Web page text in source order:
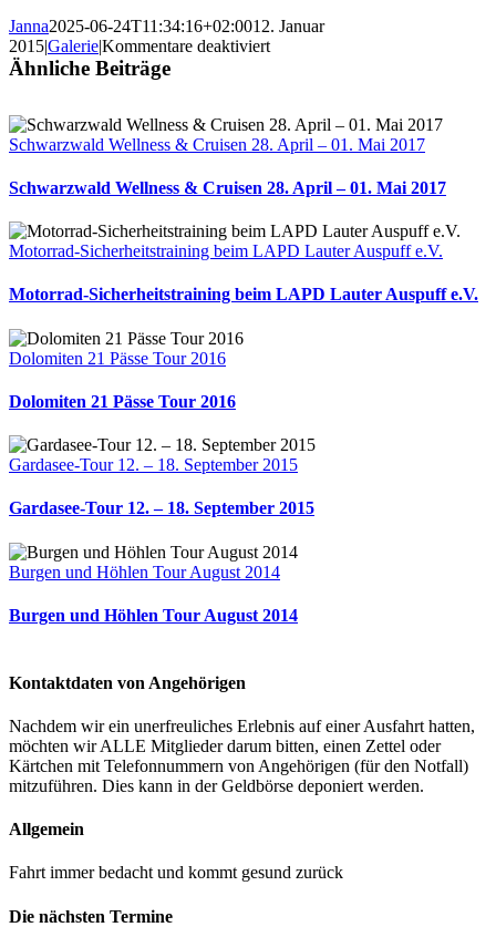
Janna2025-06-24T11:34:16+02:0012. Januar
2015|Galerie|Kommentare deaktiviertfür
5.Oktober
2014
Ähnliche Beiträge
Schwarzwald Wellness & Cruisen 28. April – 01. Mai 2017
Schwarzwald Wellness & Cruisen 28. April – 01. Mai 2017
Motorrad-Sicherheitstraining beim LAPD Lauter Auspuff e.V.
Motorrad-Sicherheitstraining beim LAPD Lauter Auspuff e.V.
Dolomiten 21 Pässe Tour 2016
Dolomiten 21 Pässe Tour 2016
Gardasee-Tour 12. – 18. September 2015
Gardasee-Tour 12. – 18. September 2015
Burgen und Höhlen Tour August 2014
Burgen und Höhlen Tour August 2014
Kontaktdaten von Angehörigen
Nachdem wir ein unerfreuliches Erlebnis auf einer Ausfahrt hatten,
möchten wir ALLE Mitglieder darum bitten, einen Zettel oder
Kärtchen mit Telefonnummern von Angehörigen (für den Notfall)
mitzuführen. Dies kann in der Geldbörse deponiert werden.
Allgemein
Fahrt immer bedacht und kommt gesund zurück
Die nächsten Termine